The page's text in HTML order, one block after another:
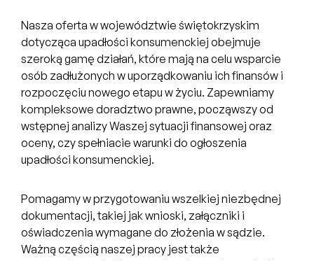
Nasza oferta w województwie świętokrzyskim
dotycząca upadłości konsumenckiej obejmuje
szeroką gamę działań, które mają na celu wsparcie
osób zadłużonych w uporządkowaniu ich finansów i
rozpoczęciu nowego etapu w życiu. Zapewniamy
kompleksowe doradztwo prawne, począwszy od
wstępnej analizy Waszej sytuacji finansowej oraz
oceny, czy spełniacie warunki do ogłoszenia
upadłości konsumenckiej.
Pomagamy w przygotowaniu wszelkiej niezbędnej
dokumentacji, takiej jak wnioski, załączniki i
oświadczenia wymagane do złożenia w sądzie.
Ważną częścią naszej pracy jest także